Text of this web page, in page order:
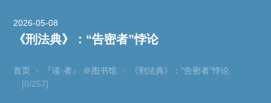
2026-05-08
《刑法典》：“告密者”悖论
首页 > 『读·者』 ＠图书馆 >
《刑法典》：“告密者”悖论
[0/257]